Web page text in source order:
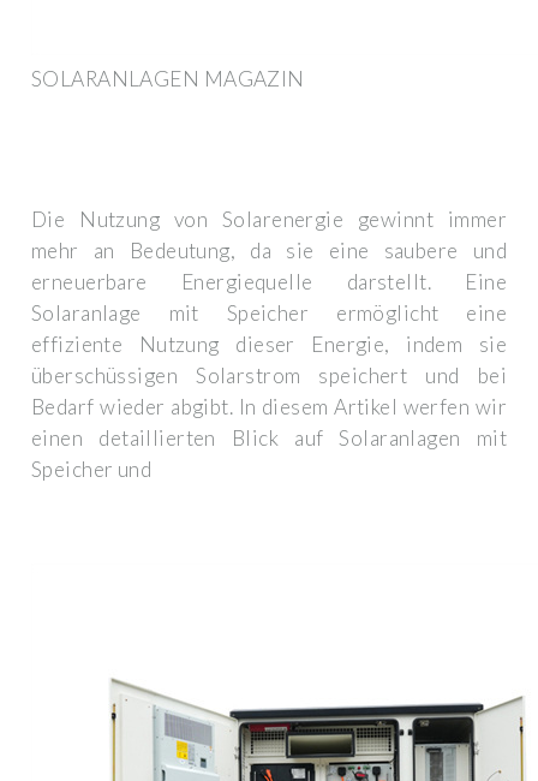
SOLARANLAGEN MAGAZIN
Die Nutzung von Solarenergie gewinnt immer
mehr an Bedeutung, da sie eine saubere und
erneuerbare Energiequelle darstellt. Eine
Solaranlage mit Speicher ermöglicht eine
effiziente Nutzung dieser Energie, indem sie
überschüssigen Solarstrom speichert und bei
Bedarf wieder abgibt. In diesem Artikel werfen wir
einen detaillierten Blick auf Solaranlagen mit
Speicher und